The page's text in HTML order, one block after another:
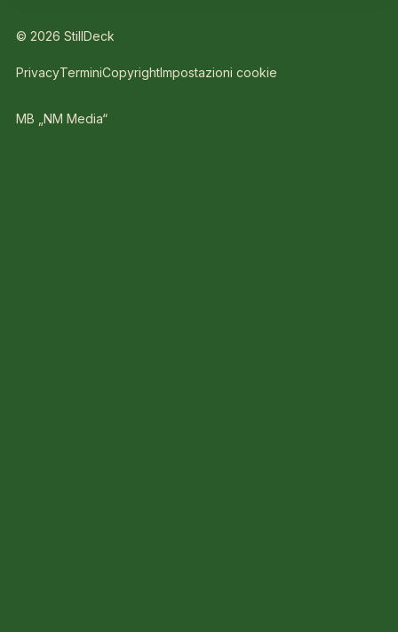
© 2026 StillDeck
PrivacyTerminiCopyrightImpostazioni cookie
MB „NM Media“